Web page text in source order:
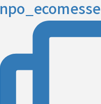
npo_ecomesse